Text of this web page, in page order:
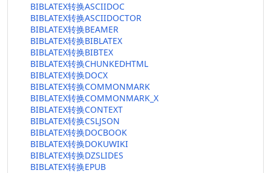
BIBLATEX转换ASCIIDOC
BIBLATEX转换ASCIIDOCTOR
BIBLATEX转换BEAMER
BIBLATEX转换BIBLATEX
BIBLATEX转换BIBTEX
BIBLATEX转换CHUNKEDHTML
BIBLATEX转换DOCX
BIBLATEX转换COMMONMARK
BIBLATEX转换COMMONMARK_X
BIBLATEX转换CONTEXT
BIBLATEX转换CSLJSON
BIBLATEX转换DOCBOOK
BIBLATEX转换DOKUWIKI
BIBLATEX转换DZSLIDES
BIBLATEX转换EPUB